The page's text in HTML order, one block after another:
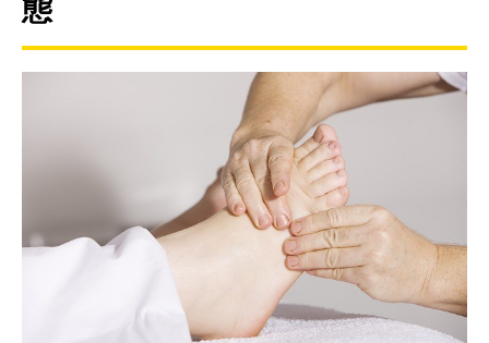
態